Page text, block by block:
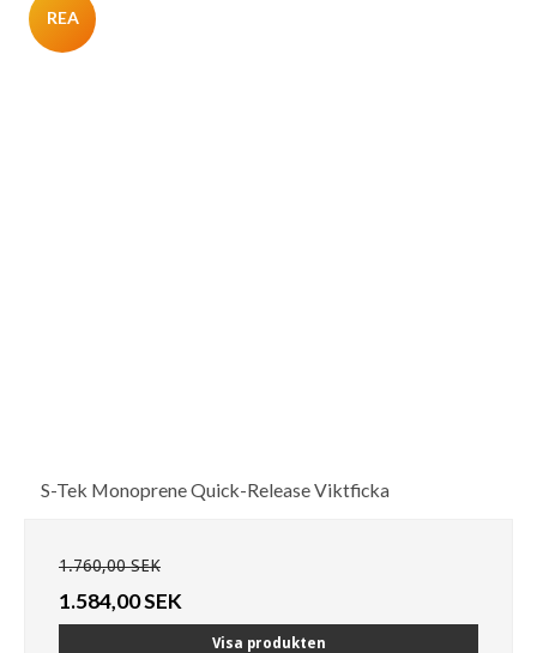
REA
S-Tek Monoprene Quick-Release Viktficka
1.760,00 SEK
1.584,00 SEK
Visa produkten